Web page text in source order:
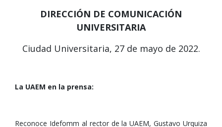
DIRECCIÓN DE COMUNICACIÓN
UNIVERSITARIA
Ciudad Universitaria, 27 de mayo de 2022.
La UAEM en la prensa:
Reconoce Idefomm al rector de la UAEM, Gustavo Urquiza